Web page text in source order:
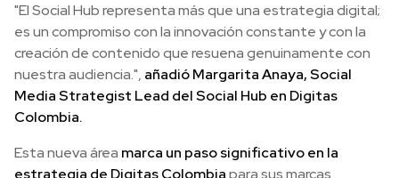
"El Social Hub representa más que una estrategia digital;
es un compromiso con la innovación constante y con la
creación de contenido que resuena genuinamente con
nuestra audiencia.", añadió Margarita Anaya, Social
Media Strategist Lead del Social Hub en Digitas
Colombia.
Esta nueva área marca un paso significativo en la
estrategia de Digitas Colombiapara sus marcas,